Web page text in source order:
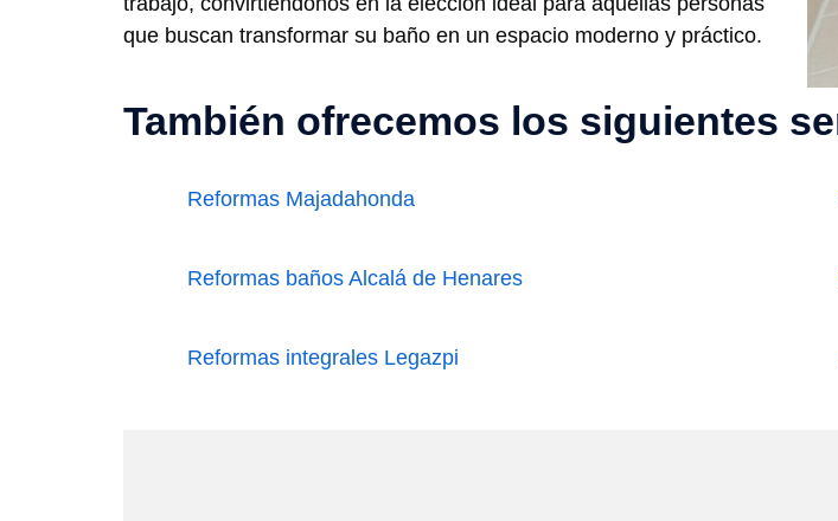
que buscan transformar su baño en un espacio moderno y práctico.
También ofrecemos los siguientes
Reformas Majadahonda
Reformas baños Alcalá de Henares
Reformas integrales Legazpi